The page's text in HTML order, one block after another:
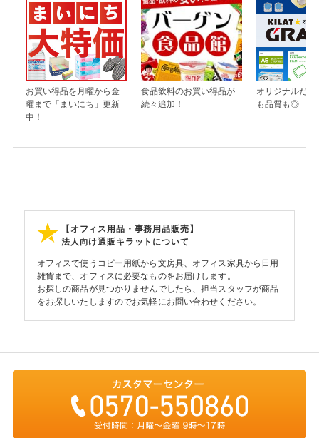
お買い得品を月曜から金
曜まで「まいにち」更新
中！
食品飲料のお買い得品が
続々追加！
オリジナルだか
も品質も◎
【オフィス用品・事務用品販売】
法人向け通販キラットについて
オフィスで使うコピー用紙から文房具、オフィス家具から日用
雑貨まで、オフィスに必要なものをお届けします。
お探しの商品が見つかりませんでしたら、担当スタッフが商品
をお探しいたしますのでお気軽にお問い合わせください。